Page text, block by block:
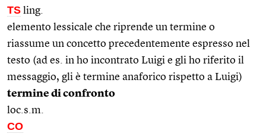
TS ling.
elemento lessicale che riprende un termine o
riassume un concetto precedentemente espresso nel
testo (ad es. in ho incontrato Luigi e gli ho riferito il
messaggio, gli è termine anaforico rispetto a Luigi)
termine di confronto
loc.s.m.
CO